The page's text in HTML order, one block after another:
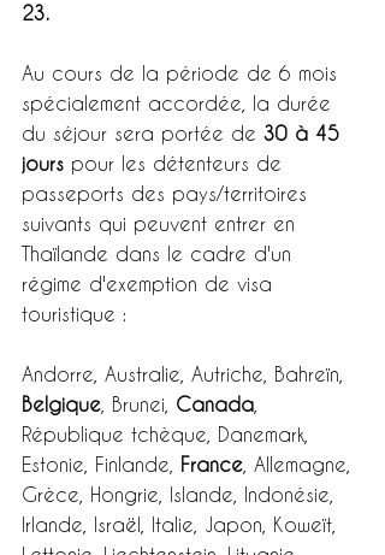
23.
Au cours de la période de 6 mois
spécialement accordée, la durée
du séjour sera portée de 30 à 45
jours pour les détenteurs de
passeports des pays/territoires
suivants qui peuvent entrer en
Thaïlande dans le cadre d'un
régime d'exemption de visa
touristique :
Andorre, Australie, Autriche, Bahreïn,
Belgique , Brunei, Canada
République tchèque, Danemark,
Estonie, Finlande, France , Allemagne,
Grèce, Hongrie, Islande, Indonésie,
Irlande, Israël, Italie, Japon, Koweït,